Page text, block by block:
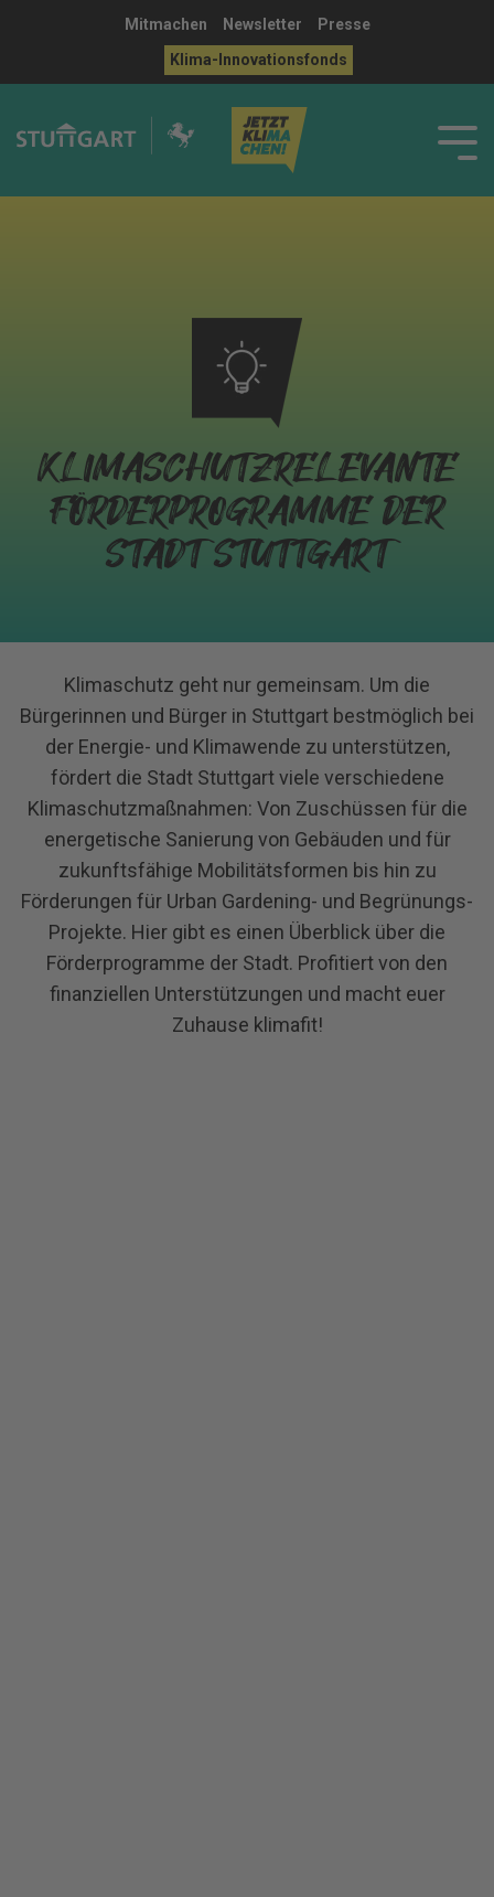
Mitmachen Newsletter
Presse
Klima-Innovationsfonds
KLIMASCHUTZRELEVANTE
FÖRDERPROGRAMME DER
STADT STUTTGART
Klimaschutz geht nur gemeinsam. Um die
Bürgerinnen und Bürger in Stuttgart bestmöglich bei
der Energie- und Klimawende zu unterstützen,
fördert die Stadt Stuttgart viele verschiedene
Klimaschutzmaßnahmen: Von Zuschüssen für die
energetische Sanierung von Gebäuden und für
zukunftsfähige Mobilitätsformen bis hin zu
Förderungen für Urban Gardening- und Begrünungs-
Projekte. Hier gibt es einen Überblick über die
Förderprogramme der Stadt. Profitiert von den
finanziellen Unterstützungen und macht euer
Zuhause klimafit!